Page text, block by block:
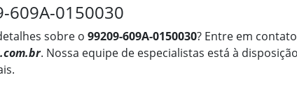
609A-0150030
sobre o 99209-609A-0150030? Entre em
. Nossa equipe de especialistas está à